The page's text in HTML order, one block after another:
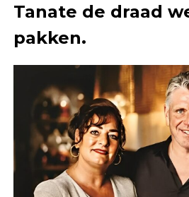
Tanate de draad
pakken.